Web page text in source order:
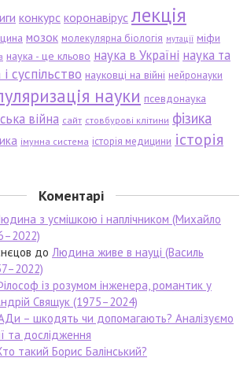
конкурс коронавірус лекція
мозок молекулярна біологія мутації міфи
наука - це кльово наука в Україні наука та
суспільство науковці на війні нейронауки
науки псевдонаука
війна сайт стовбурові клітини фізика
імунна система історія медицини історія
Коментарі
з усмішкою і наплічником (Михайло
до Людина живе в науці (Василь
із розумом інженера, романтик у
Свящук (1975–2024)
– шкодять чи допомагають? Аналізуємо
та дослідження
такий Борис Балінський?